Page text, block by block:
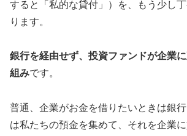
すると「私的な貸付」）を、もう少し
ります。
銀行を経由せず、投資ファンドが企業
組みです。
普通、企業がお金を借りたいときは銀
は私たちの預金を集めて、それを企業